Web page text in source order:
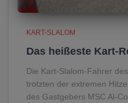
KART-SLALOM
Das heißeste Kart-
Die Kart-Slalom-Fahrer
trotzten der extremen
des Gastgebers MSC Al-